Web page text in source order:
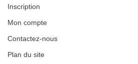
Inscription
Mon compte
Contactez-nous
Plan du site